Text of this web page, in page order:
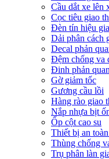
Cầu dắt xe lên
Cọc tiêu giao
Đèn tín hiệu
Dải phân cách
Decal phản
Đệm chống va
Đinh phản
Gờ giảm tốc
Gương cầu lồi
Hàng rào giao
Nắp nhựa bịt
Ốp cột cao su
Thiết bị an
Thùng chống
Trụ phân làn